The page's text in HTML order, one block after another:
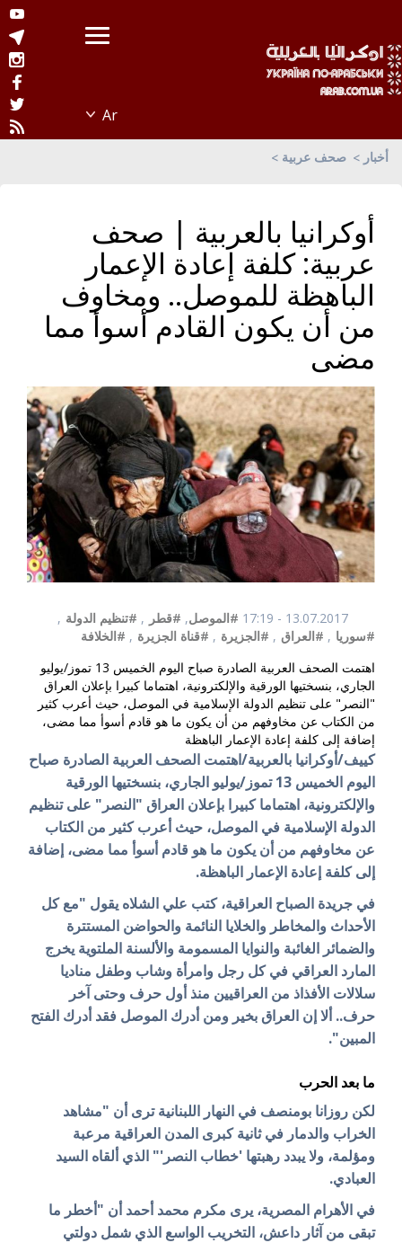
أخبار صحف عربية
أوكرانيا بالعربية | صحف
عربية: كلفة إعادة الإعمار
الباهظة للموصل.. ومخاوف
من أن يكون القادم أسوأ مما
مضى
13.07.2017 - 17:19 #الموصل, #قطر , #تنظيم الدولة ,
#سوريا , #العراق , #الجزيرة , #قناة الجزيرة , #الخلافة
اهتمت الصحف العربية الصادرة صباح اليوم الخميس 13 تموز/يوليو
الجاري، بنسختيها الورقية والإلكترونية، اهتماما كبيرا بإعلان العراق
"النصر" على تنظيم الدولة الإسلامية في الموصل، حيث أعرب كثير
من الكتاب عن مخاوفهم من أن يكون ما هو قادم أسوأ مما مضى،
إضافة إلى كلفة إعادة الإعمار الباهظة
كييف/أوكرانيا بالعربية/اهتمت الصحف العربية الصادرة صباح
اليوم الخميس 13 تموز/يوليو الجاري، بنسختيها الورقية
والإلكترونية، اهتماما كبيرا بإعلان العراق "النصر" على تنظيم
الدولة الإسلامية في الموصل، حيثأعرب كثير من الكتاب
عن مخاوفهم من أن يكون ما هو قادم أسوأ مما مضى، إضافة
إلى كلفة إعادة الإعمار الباهظة.
في جريدة الصباح العراقية، كتب علي الشلاه يقول "مع كل
الأحداث والمخاطر والخلايا النائمة والحواضن المستترة
والضمائر الغائبة والنوايا المسمومة والألسنة الملتوية يخرج
المارد العراقي في كل رجل وامرأة وشاب وطفل مناديا
سلالات الأفذاذ من العراقيين منذ أول حرف وحتى آخر
حرف.. ألا إن العراق بخير ومن أدرك الموصل فقد أدرك الفتح
المبين".
ما بعد الحرب
لكن روزانا بومنصف في النهار اللبنانية ترى أن "مشاهد
الخراب والدمار في ثانية كبرى المدن العراقية مرعبة
ومؤلمة، ولا يبدد رهبتها 'خطاب النصر'" الذي ألقاه السيد
العبادي.
في الأهرام المصرية، يرى مكرم محمد أحمد أن "أخطر ما
تبقى من آثار داعش، التخريب الواسع الذي شمل دولتي